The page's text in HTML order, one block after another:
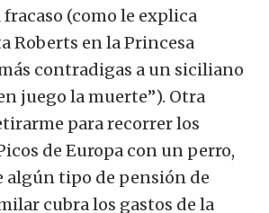
(como le explica
Roberts en la Princesa
contradigas a un siciliano
juego la muerte”). Otra
para recorrer los
de Europa con un perro,
algún tipo de pensión de
cubra los gastos de la